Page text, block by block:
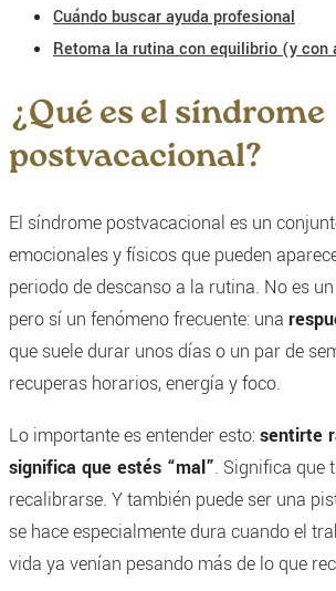
Cuándo buscar ayuda profesional
Retoma la rutina con equilibrio (y con
¿Qué es el síndrome
postvacacional?
El síndrome postvacacional es un
emocionales y físicos que pueden
periodo de descanso a la rutina. No es
pero sí un fenómeno frecuente: una
que suele durar unos días o un par de
recuperas horarios, energía y foco.
Lo importante es entender esto: sentirte
significa que estés “mal”. Significa que
recalibrarse. Y también puede ser una
se hace especialmente dura cuando el
vida ya venían pesando más de lo que